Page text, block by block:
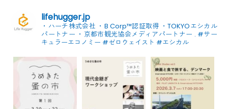
lifehugger.jp
・ハーチ株式会社 ・B Corp™認証取得 ・TOKYOエシカル
パートナー ・京都市観光協会メディアパートナー . #サー
キュラーエコノミー #ゼロウェイスト #エシカル